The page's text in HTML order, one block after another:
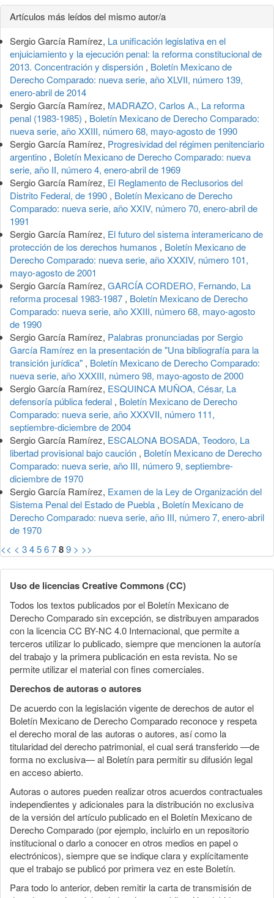
Detalles
del
artículo
Artículos más leídos del mismo autor/a
Sergio García Ramírez, La unificación legislativa en el
enjuiciamiento y la ejecución penal: la reforma constitucional de
2013. Concentración y dispersión , Boletín Mexicano de
Derecho Comparado: nueva serie, año XLVII, número 139,
enero-abril de 2014
Sergio García Ramírez, MADRAZO, Carlos A., La reforma
penal (1983-1985) , Boletín Mexicano de Derecho Comparado:
nueva serie, año XXIII, número 68, mayo-agosto de 1990
Sergio García Ramírez, Progresividad del régimen penitenciario
argentino , Boletín Mexicano de Derecho Comparado: nueva
serie, año II, número 4, enero-abril de 1969
Sergio García Ramírez, El Reglamento de Reclusorios del
Distrito Federal, de 1990 , Boletín Mexicano de Derecho
Comparado: nueva serie, año XXIV, número 70, enero-abril de
1991
Sergio García Ramírez, El futuro del sistema interamericano de
protección de los derechos humanos , Boletín Mexicano de
Derecho Comparado: nueva serie, año XXXIV, número 101,
mayo-agosto de 2001
Sergio García Ramírez, GARCÍA CORDERO, Fernando, La
reforma procesal 1983-1987 , Boletín Mexicano de Derecho
Comparado: nueva serie, año XXIII, número 68, mayo-agosto
de 1990
Sergio García Ramírez, Palabras pronunciadas por Sergio
García Ramírez en la presentación de "Una bibliografía para la
transición jurídica" , Boletín Mexicano de Derecho Comparado:
nueva serie, año XXXIII, número 98, mayo-agosto de 2000
Sergio García Ramírez, ESQUINCA MUÑOA, César, La
defensoría pública federal , Boletín Mexicano de Derecho
Comparado: nueva serie, año XXXVII, número 111,
septiembre-diciembre de 2004
Sergio García Ramírez, ESCALONA BOSADA, Teodoro, La
libertad provisional bajo caución , Boletín Mexicano de Derecho
Comparado: nueva serie, año III, número 9, septiembre-
diciembre de 1970
Sergio García Ramírez, Examen de la Ley de Organización del
Sistema Penal del Estado de Puebla , Boletín Mexicano de
Derecho Comparado: nueva serie, año III, número 7, enero-abril
de 1970
<< < 3456789 > >>
Uso de licencias Creative Commons (CC)
Todos los textos publicados por el Boletín Mexicano de
Derecho Comparado sin excepción, se distribuyen amparados
con la licencia CC BY-NC 4.0 Internacional, que permite a
terceros utilizar lo publicado, siempre que mencionen la autoría
del trabajo y la primera publicación en esta revista. No se
permite utilizar el material con fines comerciales.
Derechos de autoras o autores
De acuerdo con la legislación vigente de derechos de autor el
Boletín Mexicano de Derecho Comparado reconoce y respeta
el derecho moral de las autoras o autores, así como la
titularidad del derecho patrimonial, el cual será transferido —de
forma no exclusiva— al Boletín para permitir su difusión legal
en acceso abierto.
Autoras o autores pueden realizar otros acuerdos contractuales
independientes y adicionales para la distribución no exclusiva
de la versión del artículo publicado en el Boletín Mexicano de
Derecho Comparado (por ejemplo, incluirlo en un repositorio
institucional o darlo a conocer en otros medios en papel o
electrónicos), siempre que se indique clara y explícitamente
que el trabajo se publicó por primera vez en este Boletín.
Para todo lo anterior, deben remitir la carta de transmisión de